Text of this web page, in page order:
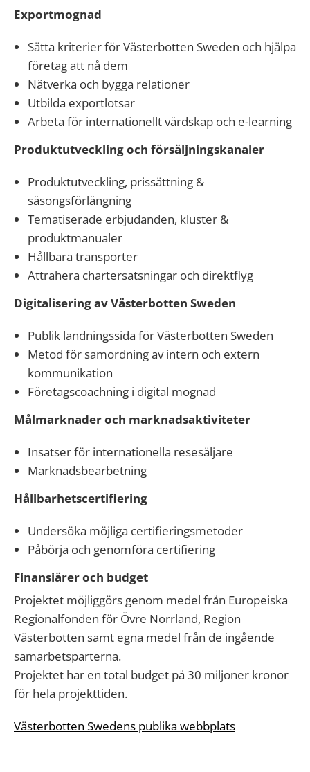
Exportmognad
Sätta kriterier för Västerbotten Sweden och hjälpa
företag att nå dem
Nätverka och bygga relationer
Utbilda exportlotsar
Arbeta för internationellt värdskap och e-learning
Produktutveckling och försäljningskanaler
Produktutveckling, prissättning &
säsongsförlängning
Tematiserade erbjudanden, kluster &
produktmanualer
Hållbara transporter
Attrahera chartersatsningar och direktflyg
Digitalisering av Västerbotten Sweden
Publik landningssida för Västerbotten Sweden
Metod för samordning av intern och extern
kommunikation
Företagscoachning i digital mognad
Målmarknader och marknadsaktiviteter
Insatser för internationella resesäljare
Marknadsbearbetning
Hållbarhetscertifiering
Undersöka möjliga certifieringsmetoder
Påbörja och genomföra certifiering
Finansiärer och budget
Projektet möjliggörs genom medel från Europeiska
Regionalfonden för Övre Norrland, Region
Västerbotten samt egna medel från de ingående
samarbetsparterna.
Projektet har en total budget på 30 miljoner kronor
för hela projekttiden.
Västerbotten Swedens publika webbplats